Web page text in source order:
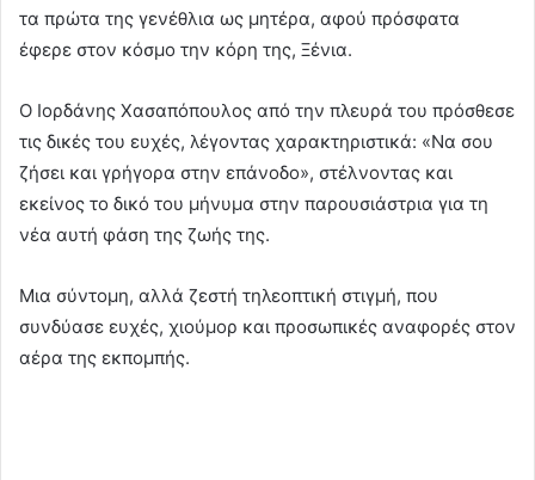
τα πρώτα της γενέθλια ως μητέρα, αφού πρόσφατα
έφερε στον κόσμο την κόρη της, Ξένια.
Ο Ιορδάνης Χασαπόπουλος από την πλευρά του πρόσθεσε
τις δικές του ευχές, λέγοντας χαρακτηριστικά: «Να σου
ζήσει και γρήγορα στην επάνοδο», στέλνοντας και
εκείνος το δικό του μήνυμα στην παρουσιάστρια για τη
νέα αυτή φάση της ζωής της.
Μια σύντομη, αλλά ζεστή τηλεοπτική στιγμή, που
συνδύασε ευχές, χιούμορ και προσωπικές αναφορές στον
αέρα της εκπομπής.